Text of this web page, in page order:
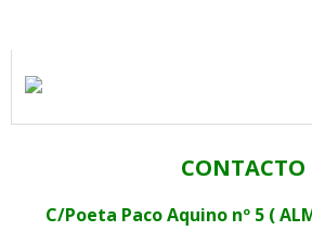
CONTACTO
C/Poeta Paco Aquino nº 5 (